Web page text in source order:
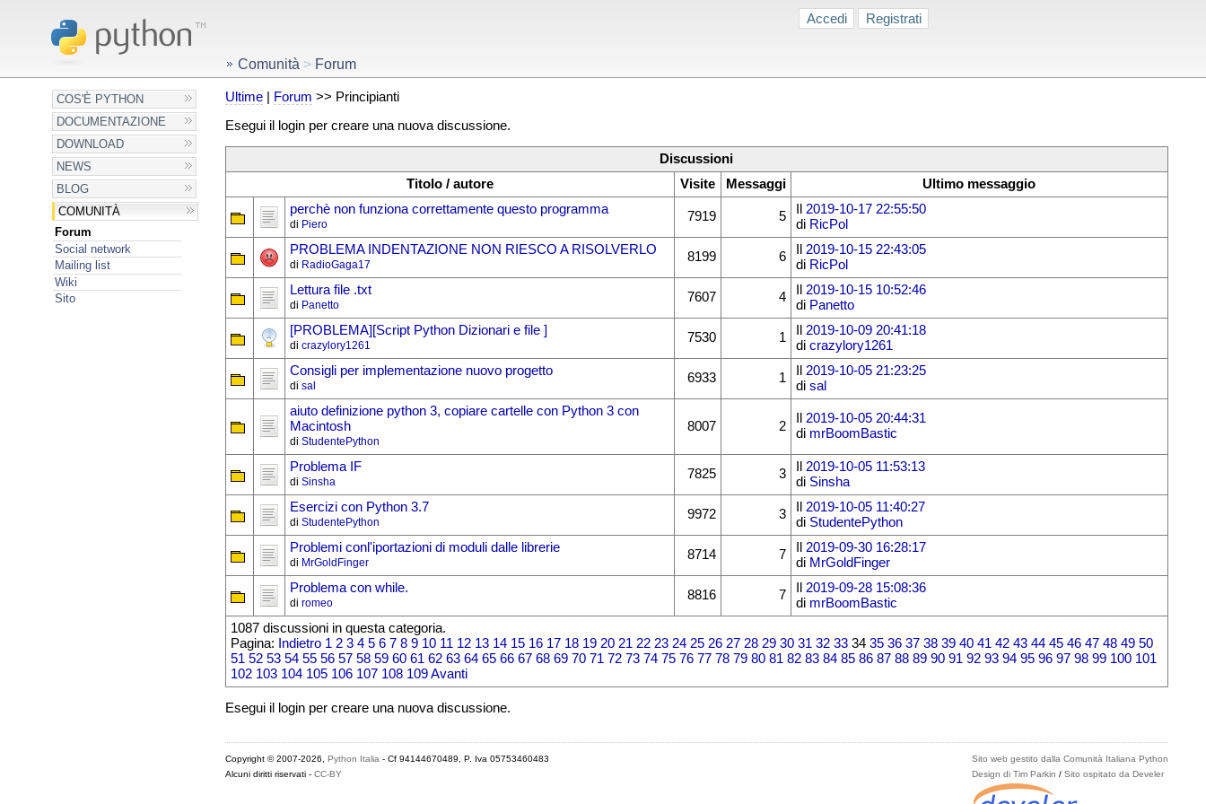
Accedi Registrati
COS'È PYTHON
DOCUMENTAZIONE
DOWNLOAD
NEWS
BLOG
COMUNITÀ
Forum
Social network
Mailing list
Wiki
Sito
Comunità > Forum
Ultime| Forum >> Principianti
Esegui il login per creare una nuova discussione.
Discussioni
Titolo / autore
Visite Messaggi
Ultimo messaggio
perchè non funziona correttamente questo programma
di Piero
7919 5
2019-10-17 22:55:50
di RicPol
PROBLEMA INDENTAZIONE NON RIESCO A RISOLVERLO
di RadioGaga17
8199 6
2019-10-15 22:43:05
di RicPol
Lettura file .txt
di Panetto
7607 4
2019-10-15 10:52:46
di Panetto
[PROBLEMA][Script Python Dizionari e file ]
di crazylory1261
7530 1
2019-10-09 20:41:18
di crazylory1261
Consigli per implementazione nuovo progetto
di sal
6933 1
2019-10-05 21:23:25
di sal
aiuto definizione python 3, copiare cartelle con Python 3 con
Macintosh
di StudentePython
8007 2
2019-10-05 20:44:31
di mrBoomBastic
Problema IF
di Sinsha
7825 3
2019-10-05 11:53:13
di Sinsha
Esercizi con Python 3.7
di StudentePython
9972 3
2019-10-05 11:40:27
di StudentePython
Problemi conl'iportazioni di moduli dalle librerie
di MrGoldFinger
8714 7
2019-09-30 16:28:17
di MrGoldFinger
Problema con while.
di romeo
8816 7
2019-09-28 15:08:36
di mrBoomBastic
1087 discussioni in questa categoria.
Pagina:
Indietro 1 2 3 4 5 6 7 8 9 10 11 12 13 14 15 16 17 18 19 20 21 22 23 24 25 26 27 28 29 30 31 32 3334 35 36 37 38 39 40 41 42 43 44 45 46 47 48 49 50
51 52 53 54 55 56 57 58 59 60 61 62 63 64 65 66 67 68 69 70 71 72 73 74 75 76 77 78 79 80 81 82 83 84 85 86 87 88 89 90 91 92 93 94 95 96 97 98 99 100 101
102 103 104 105 106 107 108 109 Avanti
Esegui il login per creare una nuova discussione.
Sito web gestito dalla Comunità Italiana Python
Design di Tim Parkin /Sito ospitato da Develer
Copyright © 2007-2026, Python Italia - Cf 94144670489, P. Iva 05753460483
Alcuni diritti riservati - CC-BY